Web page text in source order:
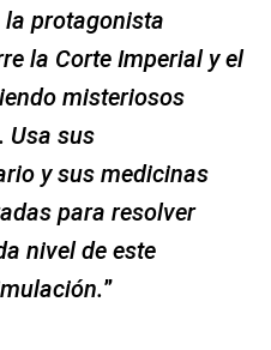
la protagonista
la Corte Imperial y el
misteriosos
Usa sus
y sus medicinas
para resolver
nivel de este
”